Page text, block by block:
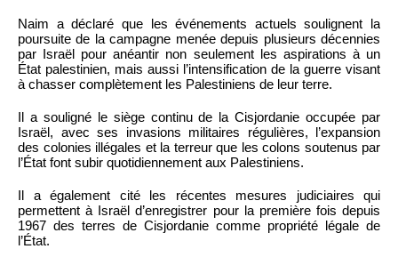
Naim a déclaré que les événements actuels soulignent la
poursuite de la campagne menée depuis plusieurs décennies
par Israël pour anéantir non seulement les aspirations à un
État palestinien, mais aussi l’intensification de la guerre visant
à chasser complètement les Palestiniens de leur terre.
Il a souligné le siège continu de la Cisjordanie occupée par
Israël, avec ses invasions militaires régulières, l’expansion
des colonies illégales et la terreur que les colons soutenus par
l’État font subir quotidiennement aux Palestiniens.
Il a également cité les récentes mesures judiciaires qui
permettent à Israël d’enregistrer pour la première fois depuis
1967 des terres de Cisjordanie comme propriété légale de
l’État.